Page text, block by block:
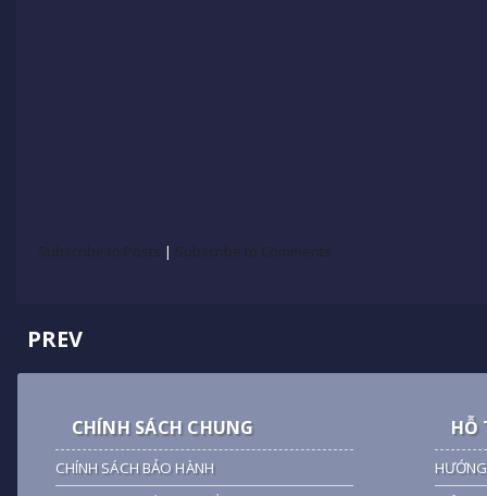
Subscribe to Posts | Subscribe to Comments
PREV
CHÍNH SÁCH CHUNG
CHÍNH SÁCH BẢO HÀNH
HỖ